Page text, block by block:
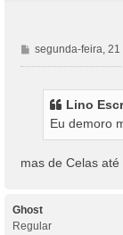
M
e
m
segunda-feira,
Lino
Eu demoro
mas de Celas
Ghost
Regular